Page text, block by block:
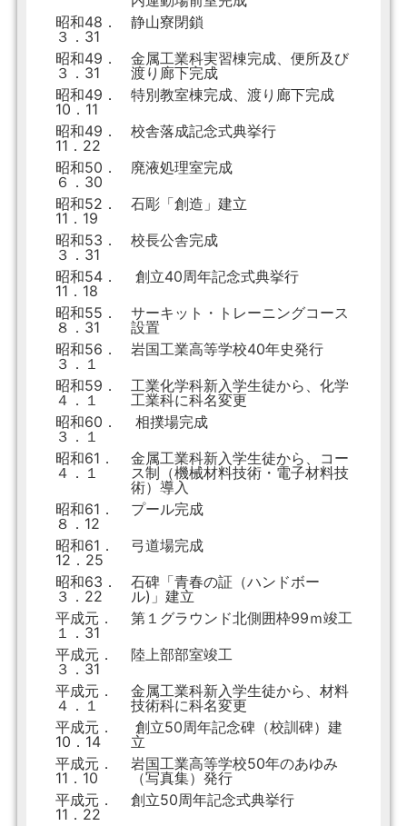
昭和48．
３．31
静山寮閉鎖
昭和49．
３．31
金属工業科実習棟完成、便所及び
渡り廊下完成
昭和49．
10．11
特別教室棟完成、渡り廊下完成
昭和49．
11．22
校舎落成記念式典挙行
昭和50．
６．30
廃液処理室完成
昭和52．
11．19
石彫「創造」建立
昭和53．
３．31
校長公舎完成
昭和54．
11．18
創立40周年記念式典挙行
昭和55．
８．31
サーキット・トレーニングコース
設置
昭和56．
３．１
岩国工業高等学校40年史発行
昭和59．
４．１
工業化学科新入学生徒から、化学
工業科に科名変更
昭和60．
３．１
相撲場完成
昭和61．
４．１
金属工業科新入学生徒から、コー
ス制（機械材料技術・電子材料技
術）導入
昭和61．
８．12
プール完成
昭和61．
12．25
弓道場完成
昭和63．
３．22
石碑「青春の証（ハンドボー
ル)」建立
平成元．
１．31
第１グラウンド北側囲枠99ｍ竣工
平成元．
３．31
陸上部部室竣工
平成元．
４．１
金属工業科新入学生徒から、材料
技術科に科名変更
平成元．
10．14
創立50周年記念碑（校訓碑）建
立
平成元．
11．10
岩国工業高等学校50年のあゆみ
（写真集）発行
平成元．
11．22
創立50周年記念式典挙行